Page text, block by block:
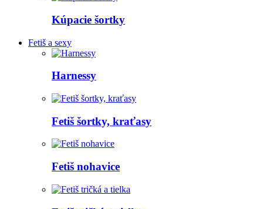
Kúpacie šortky
Fetiš a sexy
Harnessy
Fetiš šortky, kraťasy
Fetiš nohavice